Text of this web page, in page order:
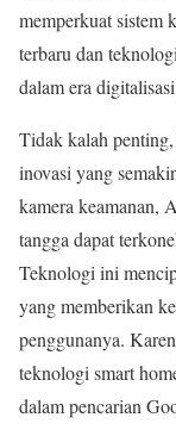
memperkuat sistem
terbaru dan
dalam era
Tidak kalah
inovasi yang
kamera keamanan,
tangga dapat
Teknologi ini
yang memberikan
penggunanya.
teknologi smart
dalam pencarian